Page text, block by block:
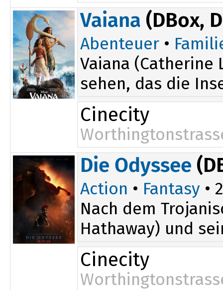
Vaiana (DBox,
Abenteuer •
Vaiana
sehen, das die
Cinecity
13:45
Die Odyssee
Action • Fantasy •
Nach dem
Hathaway) und
Cinecity